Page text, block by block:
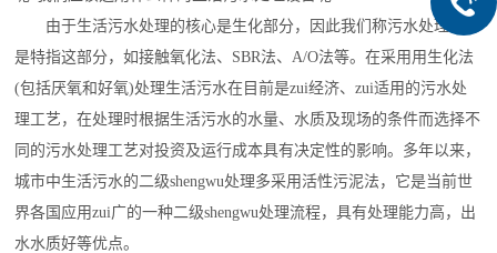
由于生活污水处理的核心是生化部分，因此我们称污水处理工艺
是特指这部分，如接触氧化法、SBR法、A/O法等。在采用用生化法
(包括厌氧和好氧)处理生活污水在目前是zui经济、zui适用的污水处
理工艺，在处理时根据生活污水的水量、水质及现场的条件而选择不
同的污水处理工艺对投资及运行成本具有决定性的影响。多年以来，
城市中生活污水的二级shengwu处理多采用活性污泥法，它是当前世
界各国应用zui广的一种二级shengwu处理流程，具有处理能力高，出
水水质好等优点。